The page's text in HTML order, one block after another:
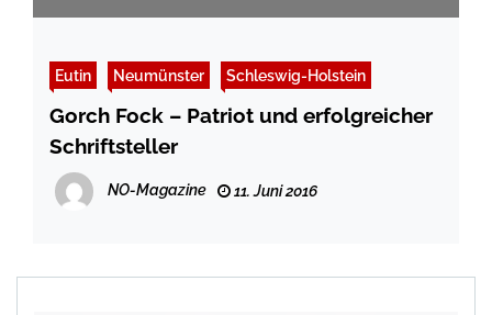
Eutin Neumünster Schleswig-Holstein
Gorch Fock – Patriot und erfolgreicher
Schriftsteller
NO-Magazine 11. Juni 2016